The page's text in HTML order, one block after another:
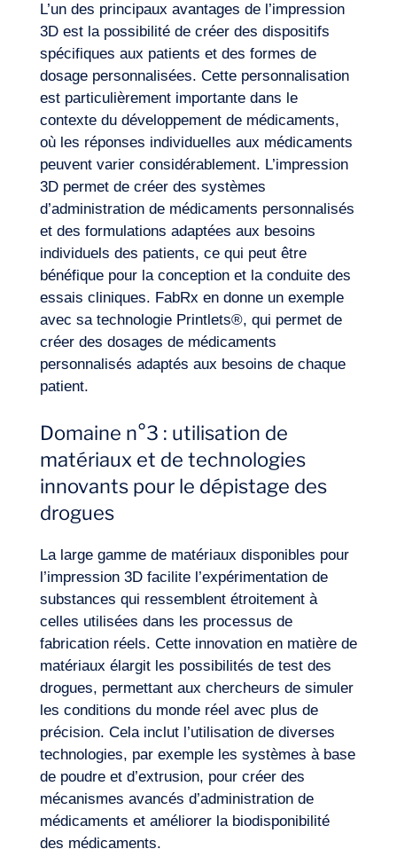
Notre aventure
Envie d’embarquer ?
L’un des principaux avantages de l’impression
3D est la possibilité de créer des dispositifs
spécifiques aux patients et des formes de
dosage personnalisées. Cette personnalisation
est particulièrement importante dans le
contexte du développement de médicaments,
où les réponses individuelles aux médicaments
peuvent varier considérablement. L’impression
3D permet de créer des systèmes
d’administration de médicaments personnalisés
et des formulations adaptées aux besoins
individuels des patients, ce qui peut être
bénéfique pour la conception et la conduite des
essais cliniques. FabRx en donne un exemple
avec sa technologie Printlets®, qui permet de
créer des dosages de médicaments
personnalisés adaptés aux besoins de chaque
patient.
Domaine n°3 : utilisation de
matériaux et de technologies
innovants pour le dépistage des
drogues
La large gamme de matériaux disponibles pour
l’impression 3D facilite l’expérimentation de
substances qui ressemblent étroitement à
celles utilisées dans les processus de
fabrication réels. Cette innovation en matière de
matériaux élargit les possibilités de test des
drogues, permettant aux chercheurs de simuler
les conditions du monde réel avec plus de
précision. Cela inclut l’utilisation de diverses
technologies, par exemple les systèmes à base
de poudre et d’extrusion, pour créer des
mécanismes avancés d’administration de
médicaments et améliorer la biodisponibilité
des médicaments.